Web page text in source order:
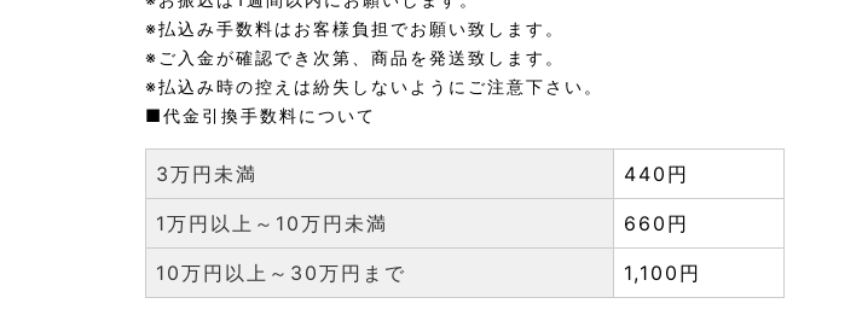
※払込み手数料はお客様負担でお願い致します。
※ご入金が確認でき次第、商品を発送致します。
※払込み時の控えは紛失しないようにご注意下さい。
■代金引換手数料について
3万円未満 440円
1万円以上～10万円未満 660円
10万円以上～30万円まで 1,100円